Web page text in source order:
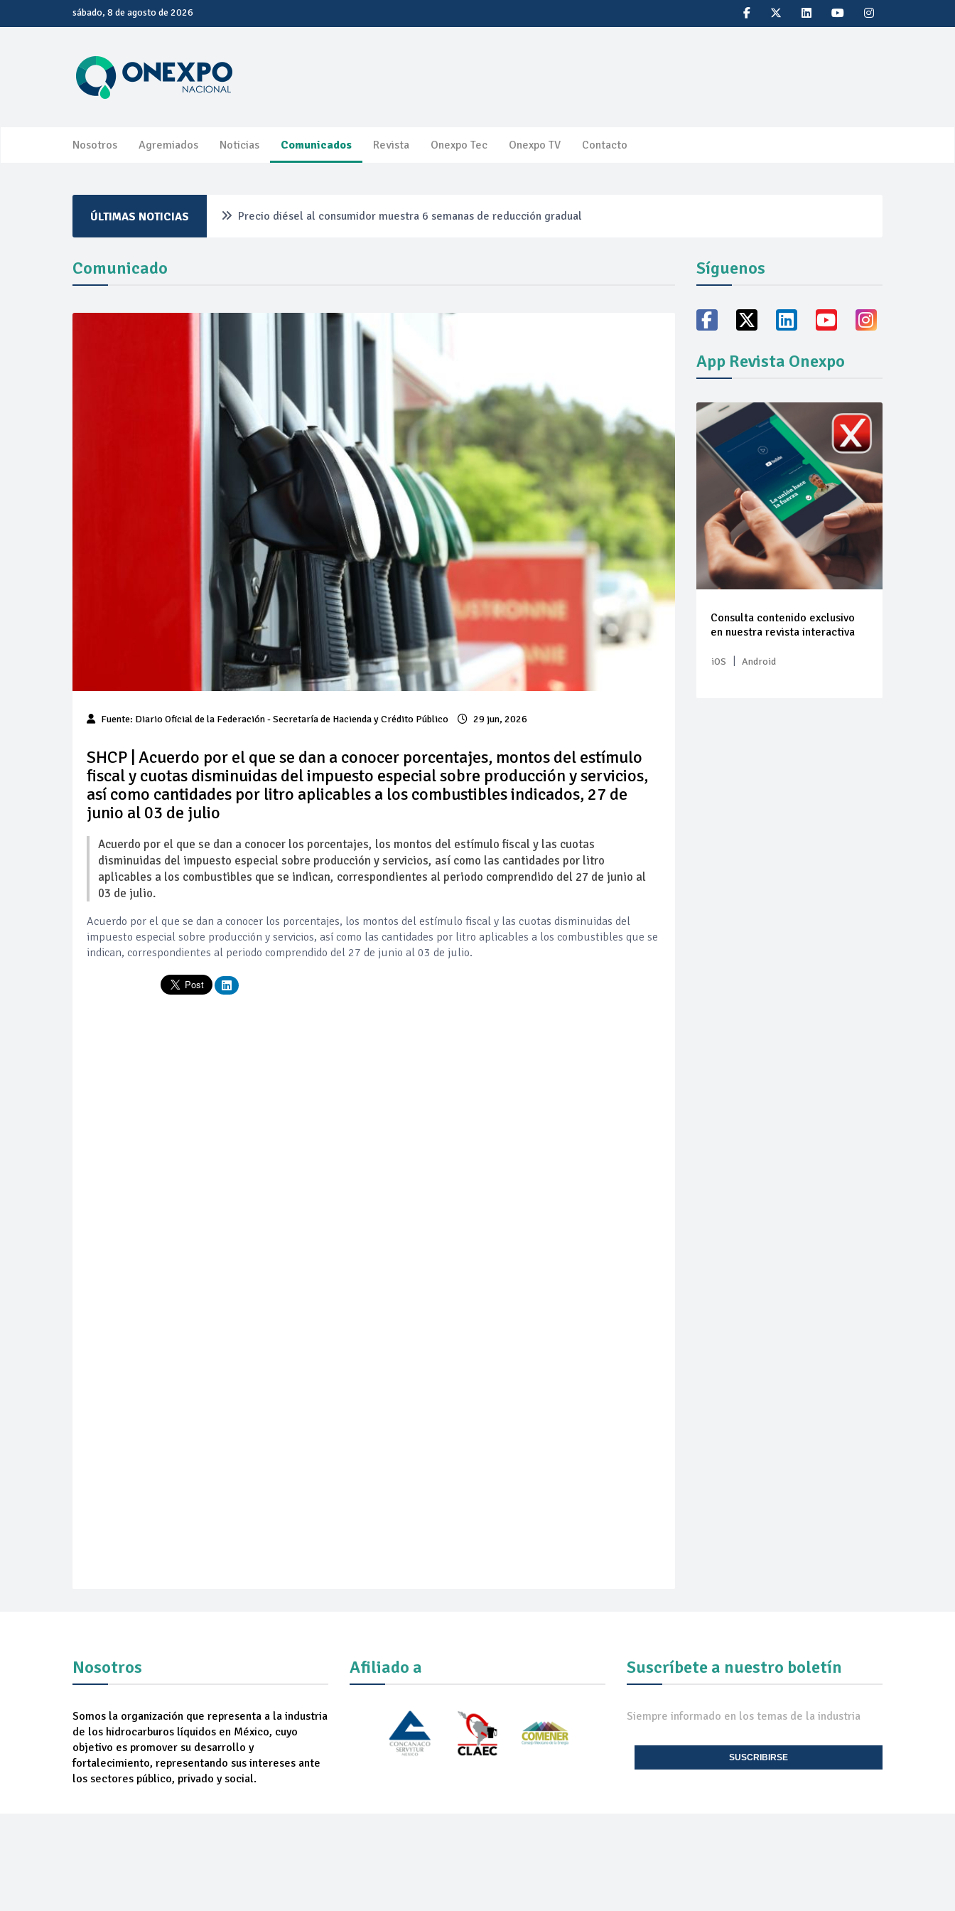
sábado, 8 de agosto de 2026
Nosotros Agremiados Noticias Comunicados Revista Onexpo Tec Onexpo TV Contacto
ÚLTIMAS NOTICIAS Precio diésel al consumidor muestra 6 semanas de reducción gradual
Cautela en el mercado por conversaciones Irán-Omán mantienen precios al alza
Pierde Pemex 71 millones de pesos al día por "procesadoras" ilegales
Pacto dispara 83% ventas diésel Pemex
Incertidumbre regulatoria pone a prueba las inversiones de las Estaciones de Servicio familiares
Precio del diésel comprime el margen de las gasolineras: se espera estabilización del mercado
Baja 5% más el precio internacional del crudo por posible acuerdo de paz
Petróleo continúa su descenso en el mercado internacional
Comunicado
Fuente: Diario Oficial de la Federación- Secretaría de Hacienda y Crédito Público 29 jun, 2026
SHCP | Acuerdo por el que se dan a conocer porcentajes, montos del estímulo
fiscal y cuotas disminuidas del impuesto especial sobre producción y servicios,
así como cantidades por litro aplicables a los combustibles indicados, 27 de
junio al 03 de julio
Acuerdo por el que se dan a conocer los porcentajes, los montos del estímulo fiscal y las cuotas
disminuidas del impuesto especial sobre producción y servicios, así como las cantidades por litro
aplicables a los combustibles que se indican, correspondientes al periodo comprendido del 27 de junio al
03 de julio.
Acuerdo por el que se dan a conocer los porcentajes, los montos del estímulo fiscal y las cuotas disminuidas del
impuesto especial sobre producción y servicios, así como las cantidades por litro aplicables a los combustibles que se
indican, correspondientes al periodo comprendido del 27 de junio al 03 de julio.
Síguenos
App Revista Onexpo
Consulta contenido exclusivo
en nuestra revista interactiva
iOS | Android
Nosotros
Somos la organización que representa a la industria
de los hidrocarburos líquidos en México, cuyo
objetivo es promover su desarrollo y
fortalecimiento, representando sus intereses ante
los sectores público, privado y social.
Afiliado a Suscríbete a nuestro boletín
Siempre informado en los temas de la industria
SUSCRIBIRSE